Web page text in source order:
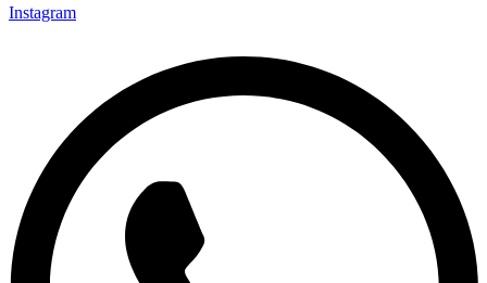
Instagram